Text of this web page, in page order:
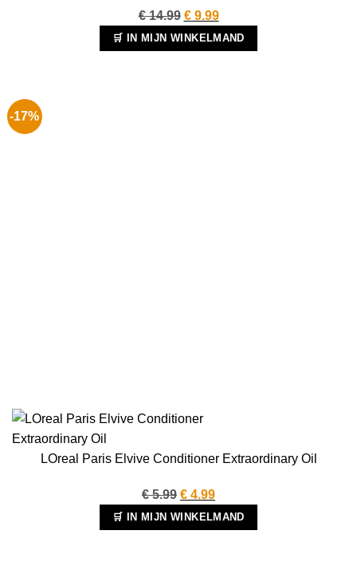
€14.99 Oorspronkelijke
prijs
was:
€9.99Huidige
prijs
is:
🛒 IN MIJN WINKELMAND
-17%
LOreal Paris Elvive Conditioner Extraordinary Oil
€5.99 Oorspronkelijke
prijs
was:
€ 4.99Huidige
prijs
is:
🛒 IN MIJN WINKELMAND